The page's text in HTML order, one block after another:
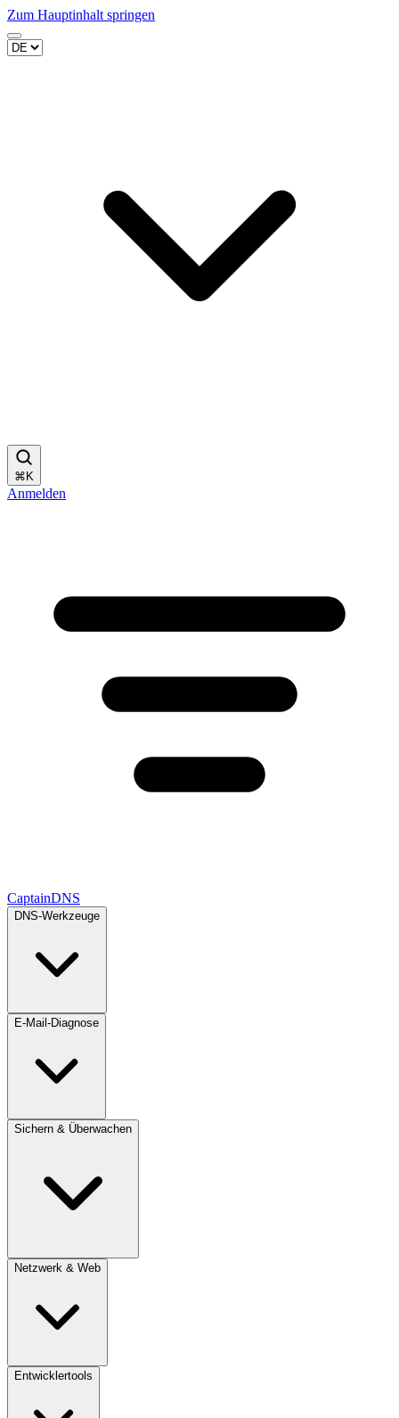
Zum Hauptinhalt springen
⌘ K
Anmelden
CaptainDNS
DNS-Werkzeuge
E-Mail-Diagnose
Sichern & Überwachen
Netzwerk & Web
Entwicklertools